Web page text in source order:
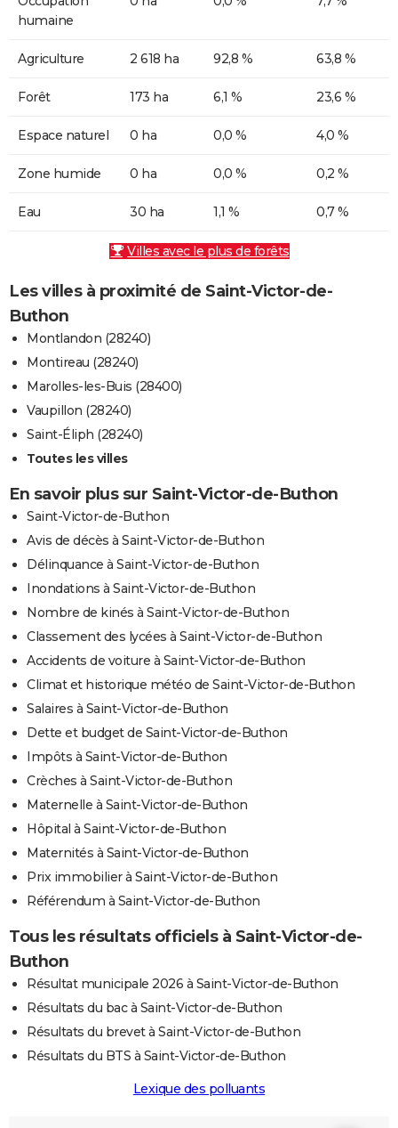
humaine
Agriculture 2 618 ha 92,8 % 63,8 %
Forêt 173 ha 6,1 % 23,6 %
Espace naturel 0 ha 0,0 % 4,0 %
Zone humide 0 ha 0,0 % 0,2 %
Eau 30 ha 1,1 % 0,7 %
Villes avec le plus de forêts
Les villes à proximité de Saint-Victor-de-
Buthon
Montlandon (28240)
Montireau (28240)
Marolles-les-Buis (28400)
Vaupillon (28240)
Saint-Éliph (28240)
Toutes les villes
En savoir plus sur Saint-Victor-de-Buthon
Saint-Victor-de-Buthon
Avis de décès à Saint-Victor-de-Buthon
Délinquance à Saint-Victor-de-Buthon
Inondations à Saint-Victor-de-Buthon
Nombre de kinés à Saint-Victor-de-Buthon
Classement des lycées à Saint-Victor-de-Buthon
Accidents de voiture à Saint-Victor-de-Buthon
Climat et historique météo de Saint-Victor-de-Buthon
Salaires à Saint-Victor-de-Buthon
Dette et budget de Saint-Victor-de-Buthon
Impôts à Saint-Victor-de-Buthon
Crèches à Saint-Victor-de-Buthon
Maternelle à Saint-Victor-de-Buthon
Hôpital à Saint-Victor-de-Buthon
Maternités à Saint-Victor-de-Buthon
Prix immobilier à Saint-Victor-de-Buthon
Référendum à Saint-Victor-de-Buthon
Tous les résultats officiels à Saint-Victor-de-
Buthon
Résultat municipale 2026 à Saint-Victor-de-Buthon
Résultats du bac à Saint-Victor-de-Buthon
Résultats du brevet à Saint-Victor-de-Buthon
Résultats du BTS à Saint-Victor-de-Buthon
Lexique des polluants